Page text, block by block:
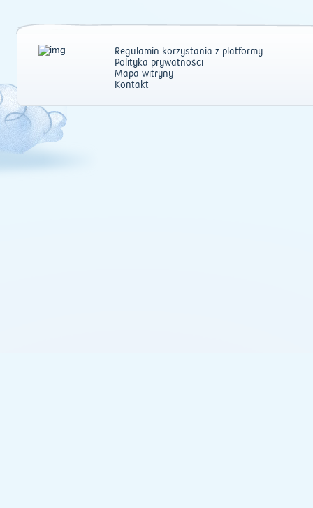
Regulamin korzystania z platformy
Polityka prywatności
Mapa witryny
Kontakt